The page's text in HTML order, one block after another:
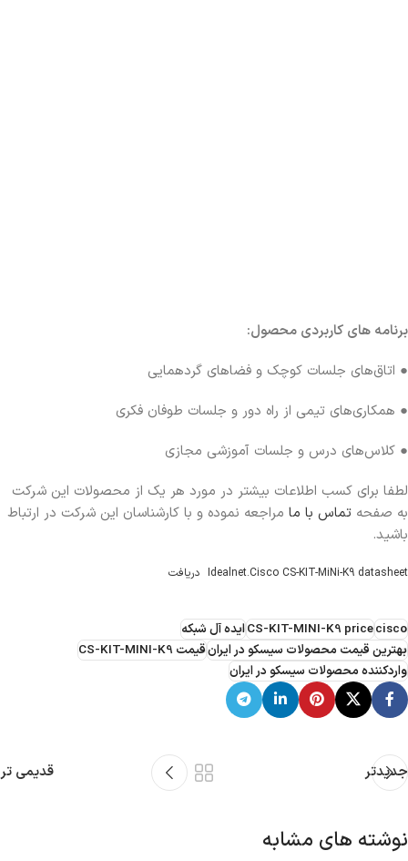
برنامه های کاربردی محصول:
● اتاق‌های جلسات کوچک و فضاهای گردهمایی
● همکاری‌های تیمی از راه دور و جلسات طوفان فکری
● کلاس‌های درس و جلسات آموزشی مجازی
لطفا برای کسب اطلاعات بیشتر در مورد هر یک از محصولات این شرکت
به صفحه تماس با ما مراجعه نموده و با کارشناسان این شرکت در ارتباط
باشید.
Idealnet.Cisco CS-KIT-MiNi-K9 datasheet دریافت
cisco
CS-KIT-MINI-K9 priceایده آل شبکه
بهترین قیمت محصولات سیسکو در ایرانقیمت CS-KIT-MINI-K9
واردکننده محصولات سیسکو در ایران
جدیدتر قدیمی تر
نوشته های مشابه